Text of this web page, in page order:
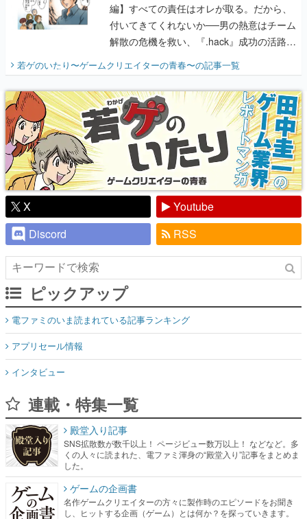
編】すべての責任はオレが取る。だから、
付いてきてくれないか──男の熱意はチーム
解散の危機を救い、『.hack』成功の活路を
『少年ジャンプ』色だった【若ゲのいた
り】
若ゲのいたり〜ゲームクリエイターの青春〜の記事一覧
X
Youtube
Discord
RSS
ピックアップ
電ファミのいま読まれている記事ランキング
アプリセール情報
インタビュー
連載・特集一覧
殿堂入り記事
SNS拡散数が数千以上！ ページビュー数万以上！ などなど。多
くの人々に読まれた、電ファミ渾身の“殿堂入り”記事をまとめま
した。
ゲームの企画書
名作ゲームクリエイターの方々に製作時のエピソードをお聞き
し、ヒットする企画（ゲーム）とは何か？を探っていきます。